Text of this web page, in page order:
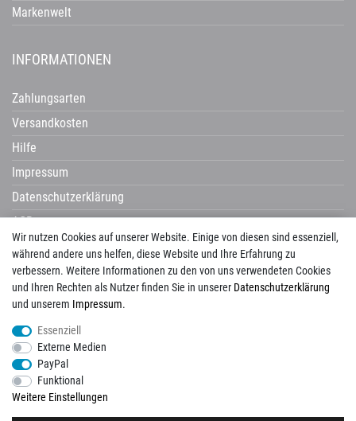
Wir nutzen Cookies auf unserer Website. Einige von diesen sind essenziell,
während andere uns helfen, diese Website und Ihre Erfahrung zu
verbessern. Weitere Informationen zu den von uns verwendeten Cookies
und Ihren Rechten als Nutzer finden Sie in unserer Daten­schutz­erklärung
und unserem Impressum.
Essenziell
Externe Medien
PayPal
Funktional
Weitere Einstellungen
Markenwelt
INFORMATIONEN
Zahlungsarten
Versandkosten
Hilfe
Impressum
Datenschutzerklärung
AGB
Widerrufsrecht
Avenarius
Corpotherma
Del Conca
ermes aurelia
HSK
Imso KIS
Pecasa
Placke progetto baucer